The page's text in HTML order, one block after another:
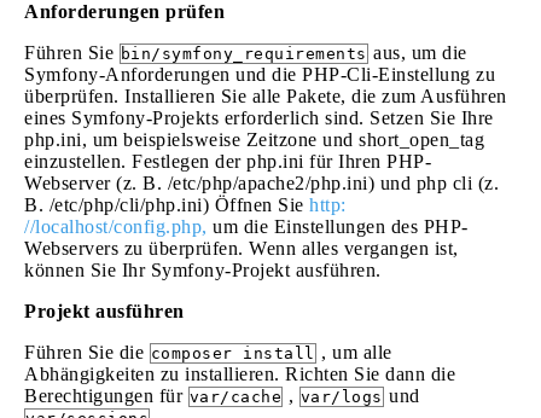
Anforderungen prüfen
Führen Sie bin/symfony_requirements aus, um die
Symfony-Anforderungen und die PHP-Cli-Einstellung zu
überprüfen. Installieren Sie alle Pakete, die zum Ausführen
eines Symfony-Projekts erforderlich sind. Setzen Sie Ihre
php.ini, um beispielsweise Zeitzone und short_open_tag
einzustellen. Festlegen der php.ini für Ihren PHP-
Webserver (z. B. /etc/php/apache2/php.ini) und php cli (z.
B. /etc/php/cli/php.ini) Öffnen Sie http:
//localhost/config.php, um die Einstellungen des PHP-
Webservers zu überprüfen. Wenn alles vergangen ist,
können Sie Ihr Symfony-Projekt ausführen.
Projekt ausführen
Führen Sie die composer install , um alle
Abhängigkeiten zu installieren. Richten Sie dann die
Berechtigungen für var/cache , var/logs und